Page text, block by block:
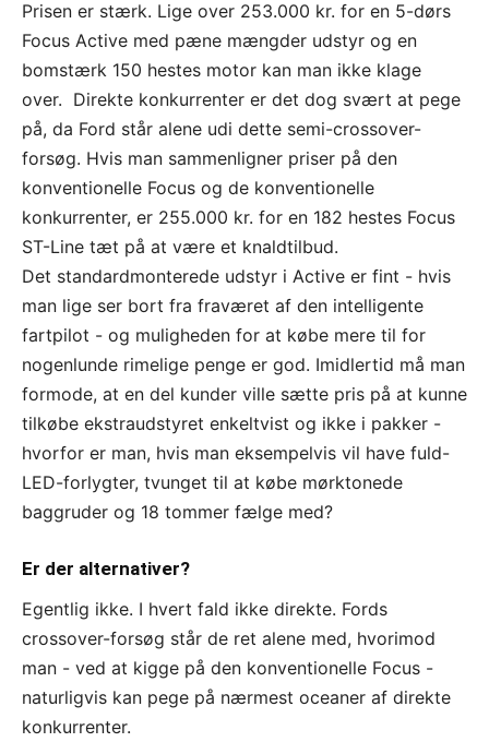
Prisen er stærk. Lige over 253.000 kr. for en 5-dørs
Focus Active med pæne mængder udstyr og en
bomstærk 150 hestes motor kan man ikke klage
over. Direkte konkurrenter er det dog svært at pege
på, da Ford står alene udi dette semi-crossover-
forsøg. Hvis man sammenligner priser på den
konventionelle Focus og de konventionelle
konkurrenter, er 255.000 kr. for en 182 hestes Focus
ST-Line tæt på at være et knaldtilbud.
Det standardmonterede udstyr i Active er fint - hvis
man lige ser bort fra fraværet af den intelligente
fartpilot - og muligheden for at købe mere til for
nogenlunde rimelige penge er god. Imidlertid må man
formode, at en del kunder ville sætte pris på at kunne
tilkøbe ekstraudstyret enkeltvist og ikke i pakker -
hvorfor er man, hvis man eksempelvis vil have fuld-
LED-forlygter, tvunget til at købe mørktonede
baggruder og 18 tommer fælge med?
Er der alternativer?
Egentlig ikke. I hvert fald ikke direkte. Fords
crossover-forsøg står de ret alene med, hvorimod
man - ved at kigge på den konventionelle Focus -
naturligvis kan pege på nærmest oceaner af direkte
konkurrenter.